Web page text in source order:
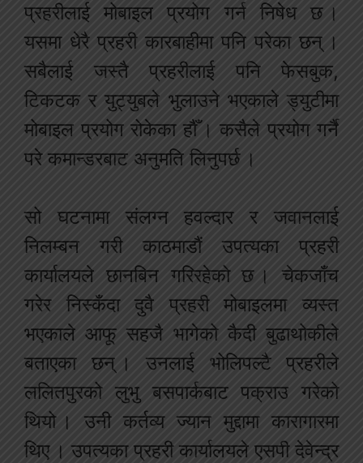
प्रहरीलाई मोबाइल प्रयोग गर्न निषेध छ ।
यसमा धेरै प्रहरी कारबाहीमा पनि परेका छन् ।
सबैलाई जस्तै प्रहरीलाई पनि फेसबुक,
टिकटक र युट्युबले भुलाउने भएकाले ड्युटीमा
मोबाइल प्रयोग रोकेका हौँ । कसैले प्रयोग गर्नै
परे कमान्डरबाट अनुमति लिनुपर्छ ।
सो घटनामा संलग्न हवल्दार र जवानलाई
निलम्बन गरी काठमाडौं उपत्यका प्रहरी
कार्यालयले छानबिन गरिरहेको छ । चेकजाँच
गरेर निस्कँदा दुवै प्रहरी मोबाइलमा व्यस्त
भएकाले आफू सहजै भागेको कैदी बुढाथोकीले
बताएका छन् । उनलाई भोलिपल्टै प्रहरीले
ललितपुरको लुभु बसपार्कबाट पक्राउ गरेको
थियो । उनी कर्तव्य ज्यान मुद्दामा कारागारमा
थिए । उपत्यका प्रहरी कार्यालयले एसपी देवेन्द्र